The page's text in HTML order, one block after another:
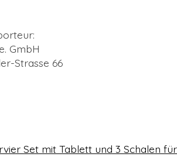
GmbH
Strasse 66
Set mit Tablett und 3 Schalen